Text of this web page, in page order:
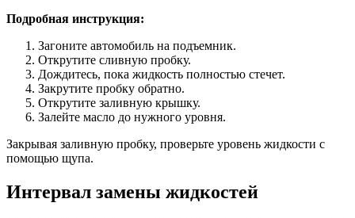
Подробная инструкция:
Загоните автомобиль на подъемник.
Открутите сливную пробку.
Дождитесь, пока жидкость полностью стечет.
Закрутите пробку обратно.
Открутите заливную крышку.
Залейте масло до нужного уровня.
Закрывая заливную пробку, проверьте уровень жидкости с
помощью щупа.
Интервал замены жидкостей